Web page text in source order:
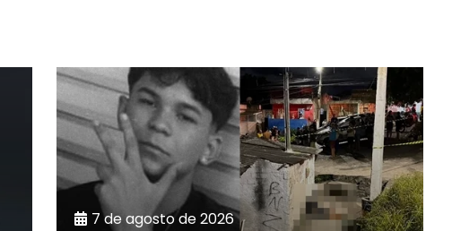
7 de agosto de 2026